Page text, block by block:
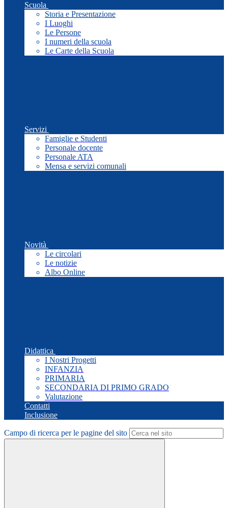
Scuola
Storia e Presentazione
I Luoghi
Le Persone
I numeri della scuola
Le Carte della Scuola
Servizi
Famiglie e Studenti
Personale docente
Personale ATA
Mensa e servizi comunali
Novità
Le circolari
Le notizie
Albo Online
Didattica
I Nostri Progetti
INFANZIA
PRIMARIA
SECONDARIA DI PRIMO GRADO
Valutazione
Contatti
Inclusione
Campo di ricerca per le pagine del sito